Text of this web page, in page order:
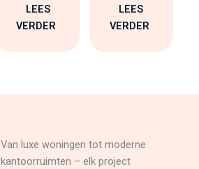
LEES
VERDER
LEES
VERDER
Van luxe woningen tot moderne
kantoorruimten – elk project